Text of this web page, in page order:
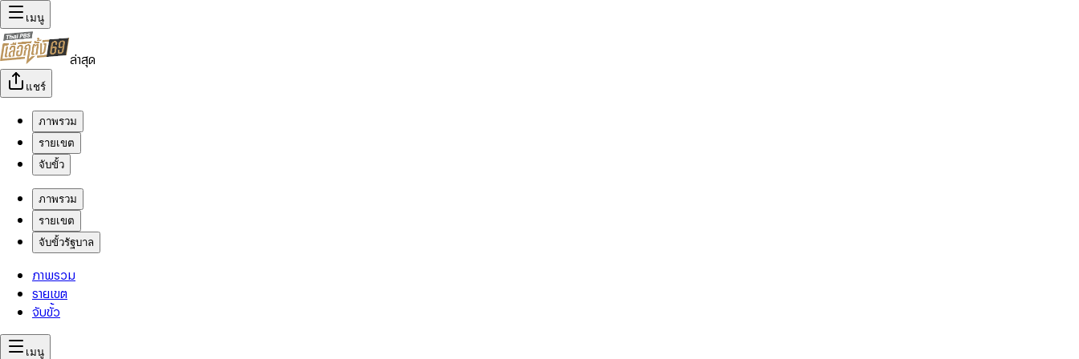
เมนู
ล่าสุด
แชร์
ภาพรวม
รายเขต
จับขั้ว
ภาพรวม
รายเขต
จับขั้วรัฐบาล
ภาพรวม
รายเขต
จับขั้ว
เมนู